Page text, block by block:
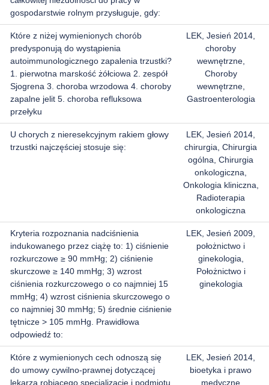
gospodarstwie rolnym przysługuje, gdy:
Które z niżej wymienionych chorób
predysponują do wystąpienia
autoimmunologicznego zapalenia trzustki?
1. pierwotna marskość żółciowa 2. zespół
Sjogrena 3. choroba wrzodowa 4. choroby
zapalne jelit 5. choroba refluksowa
przełyku
LEK, Jesień 2014,
choroby
wewnętrzne,
Choroby
wewnętrzne,
Gastroenterologia
U chorych z nieresekcyjnym rakiem głowy
trzustki najczęściej stosuje się:
LEK, Jesień 2014,
chirurgia, Chirurgia
ogólna, Chirurgia
onkologiczna,
Onkologia kliniczna,
Radioterapia
onkologiczna
Kryteria rozpoznania nadciśnienia
indukowanego przez ciążę to: 1) ciśnienie
rozkurczowe ≥ 90 mmHg; 2) ciśnienie
skurczowe ≥ 140 mmHg; 3) wzrost
ciśnienia rozkurczowego o co najmniej 15
mmHg; 4) wzrost ciśnienia skurczowego o
co najmniej 30 mmHg; 5) średnie ciśnienie
tętnicze > 105 mmHg. Prawidłowa
odpowiedź to:
LEK, Jesień 2009,
położnictwo i
ginekologia,
Położnictwo i
ginekologia
Które z wymienionych cech odnoszą się
do umowy cywilno-prawnej dotyczącej
lekarza robiącego specjalizację i podmiotu
LEK, Jesień 2014,
bioetyka i prawo
medyczne